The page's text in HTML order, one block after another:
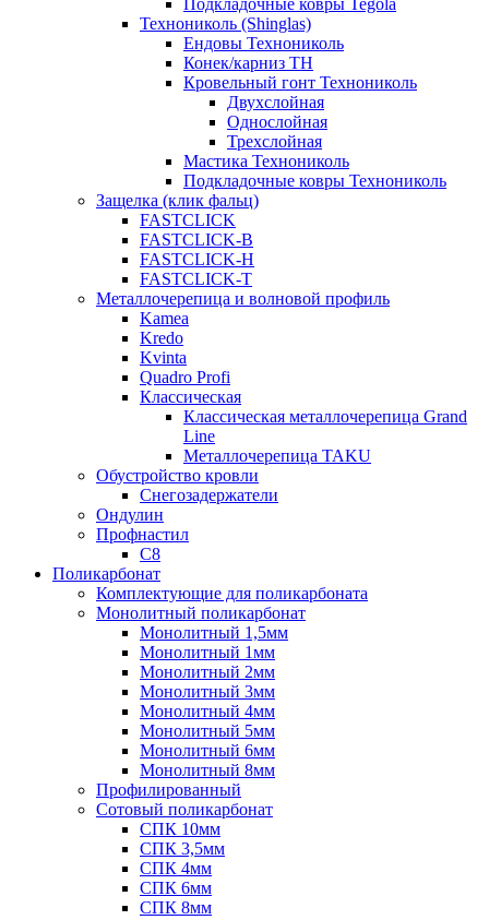
Подкладочные ковры Tegola
Технониколь (Shinglas)
Ендовы Технониколь
Конек/карниз ТН
Кровельный гонт Технониколь
Двухслойная
Однослойная
Трехслойная
Мастика Технониколь
Подкладочные ковры Технониколь
Защелка (клик фальц)
FASTCLICK
FASTCLICK-B
FASTCLICK-H
FASTCLICK-T
Металлочерепица и волновой профиль
Kamea
Kredo
Kvinta
Quadro Profi
Классическая
Классическая металлочерепица Grand
Line
Металлочерепица TAKU
Обустройство кровли
Снегозадержатели
Ондулин
Профнастил
С8
Поликарбонат
Комплектующие для поликарбоната
Монолитный поликарбонат
Монолитный 1,5мм
Монолитный 1мм
Монолитный 2мм
Монолитный 3мм
Монолитный 4мм
Монолитный 5мм
Монолитный 6мм
Монолитный 8мм
Профилированный
Сотовый поликарбонат
СПК 10мм
СПК 3,5мм
СПК 4мм
СПК 6мм
СПК 8мм